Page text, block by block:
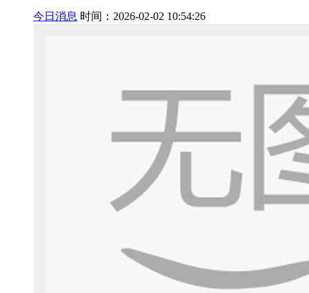
今日消息 时间：2026-02-02 10:54:26